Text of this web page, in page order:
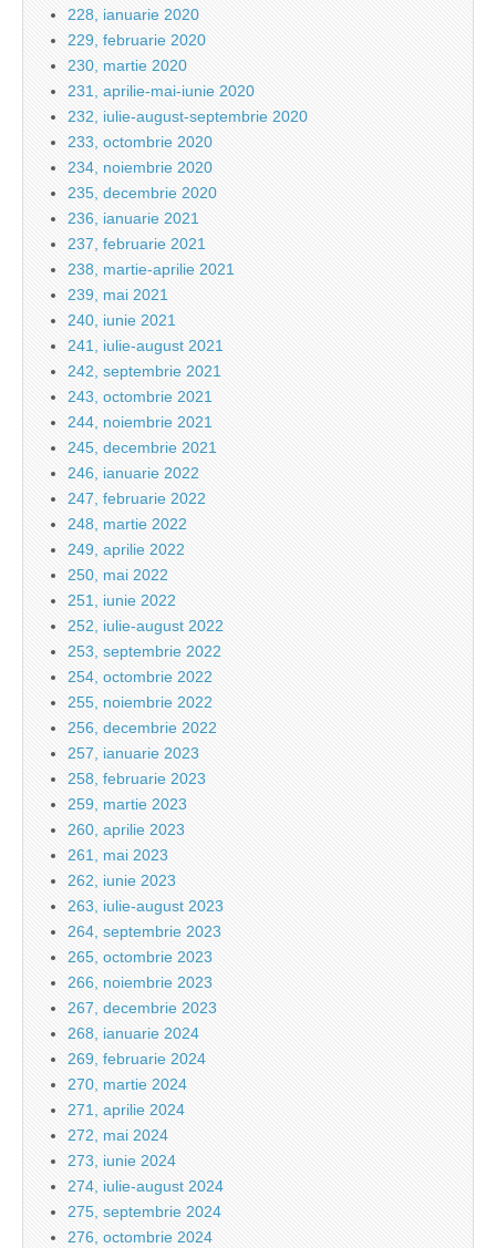
228, ianuarie 2020
229, februarie 2020
230, martie 2020
231, aprilie-mai-iunie 2020
232, iulie-august-septembrie 2020
233, octombrie 2020
234, noiembrie 2020
235, decembrie 2020
236, ianuarie 2021
237, februarie 2021
238, martie-aprilie 2021
239, mai 2021
240, iunie 2021
241, iulie-august 2021
242, septembrie 2021
243, octombrie 2021
244, noiembrie 2021
245, decembrie 2021
246, ianuarie 2022
247, februarie 2022
248, martie 2022
249, aprilie 2022
250, mai 2022
251, iunie 2022
252, iulie-august 2022
253, septembrie 2022
254, octombrie 2022
255, noiembrie 2022
256, decembrie 2022
257, ianuarie 2023
258, februarie 2023
259, martie 2023
260, aprilie 2023
261, mai 2023
262, iunie 2023
263, iulie-august 2023
264, septembrie 2023
265, octombrie 2023
266, noiembrie 2023
267, decembrie 2023
268, ianuarie 2024
269, februarie 2024
270, martie 2024
271, aprilie 2024
272, mai 2024
273, iunie 2024
274, iulie-august 2024
275, septembrie 2024
276, octombrie 2024